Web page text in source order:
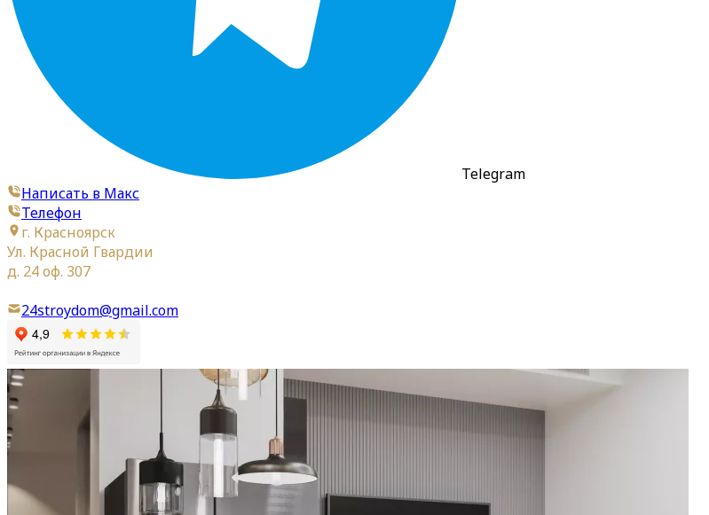
Telegram
Написать в Макс
Телефон
г. Красноярск
Ул. Красной Гвардии
д. 24 оф. 307
24stroydom@gmail.com